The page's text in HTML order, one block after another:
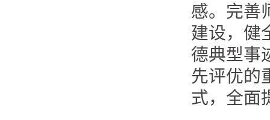
感。完善
建设，健
德典型事
先评优的
式，全面